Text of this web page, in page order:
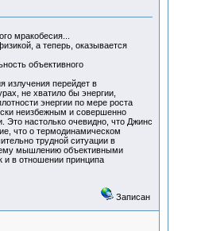
мракобесия...
а теперь, оказывается
объективного
излучения перейдет в
не хватило бы энергии,
энергии по мере роста
неизбежным и совершенно
Это настолько очевидно, что Джинс
что о термодинамическом
трудной ситуации в
мышлению объективными
и в отношении принципа
Записан